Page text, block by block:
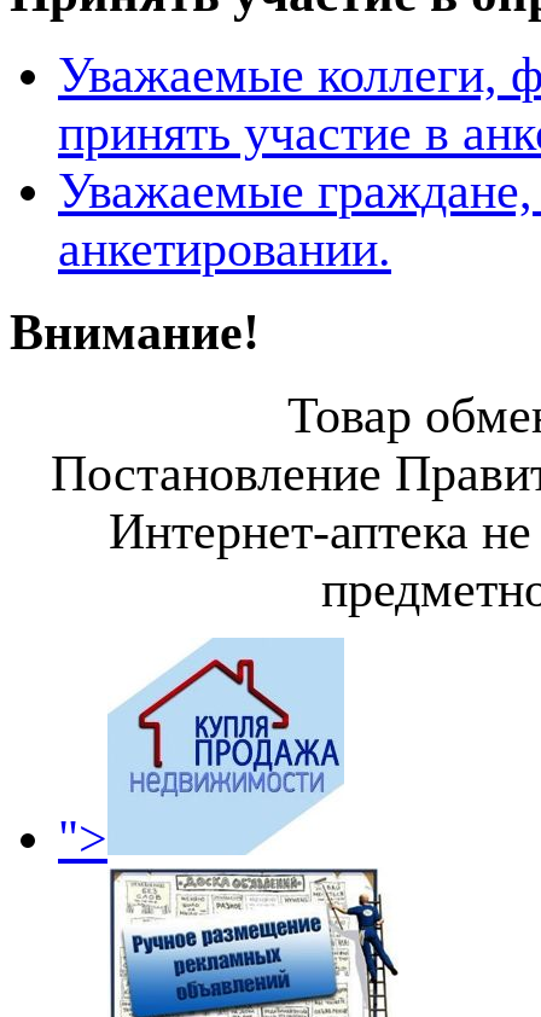
Уважаемые коллеги,
принять участие в
Уважаемые
анкетировании.
Внимание!
Товар
Постановление
Интернет-аптека
">